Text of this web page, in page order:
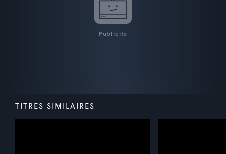
Publicité
TITRES SIMILAIRES